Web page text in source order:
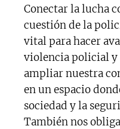
Conectar la lucha
cuestión de la
vital para hacer
violencia policial y
ampliar nuestra
en un espacio
sociedad y la
También nos